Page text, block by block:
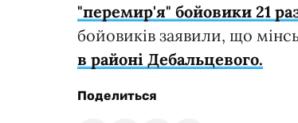
"перемир'я" бойовики 21
бойовиків заявили, що
в районі Дебальцевого.
Поделиться